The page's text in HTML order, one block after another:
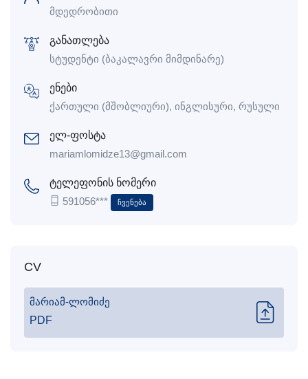
მდედრობითი
განათლება
სტუდენტი (ბაკალავრი მიმდინარე)
ენები
ქართული (მშობლიური), ინგლისური, რუსული
ელ-ფოსტა
mariamlomidze13@gmail.com
ტელეფონის ნომერი
591056***
Ჩვენება
CV
მარიამ-ლომიძე
PDF